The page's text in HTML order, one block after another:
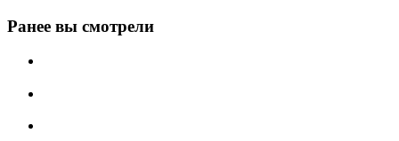
Ранее вы смотрели